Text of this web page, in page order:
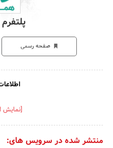
صفحه رسمی
[نمایش
منتشر شده در سرویس های: